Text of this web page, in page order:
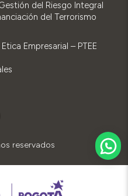
del Riesgo Integral
del Terrorismo
Empresarial – PTEE
reservados